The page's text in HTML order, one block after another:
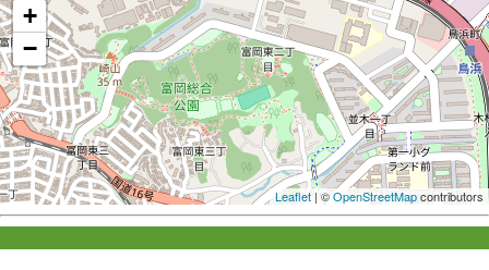
+
−
Leaflet | ©OpenStreetMapcontributors